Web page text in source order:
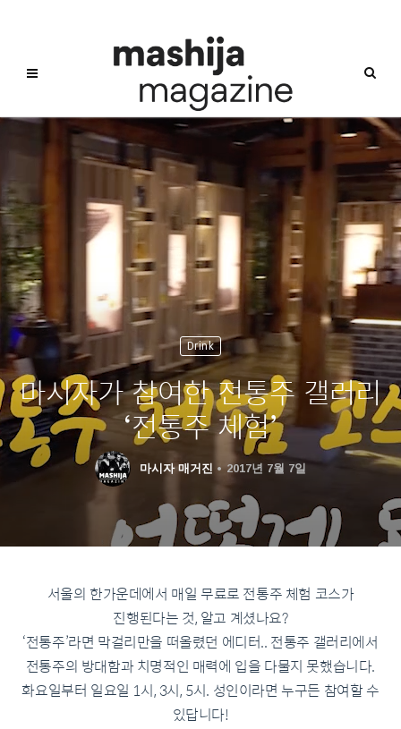
Drink
마시자가 참여한 전통주 갤러리
‘전통주 체험’
마시자 매거진 2017년 7월 7일
서울의 한가운데에서 매일 무료로 전통주 체험 코스가
진행된다는 것, 알고 계셨나요?
‘전통주’라면 막걸리만을 떠올렸던 에디터.. 전통주 갤러리에서
전통주의 방대함과 치명적인 매력에 입을 다물지 못했습니다.
화요일부터 일요일 1시, 3시, 5시. 성인이라면 누구든 참여할 수
있답니다!